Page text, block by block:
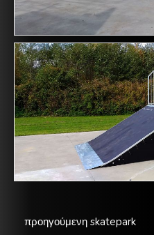
προηγούμενη skatepark